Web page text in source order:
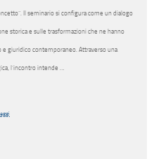
Il seminario si configura come un dialogo
storica e sulle trasformazioni che ne hanno
giuridico contemporaneo. Attraverso una
l’incontro intende …